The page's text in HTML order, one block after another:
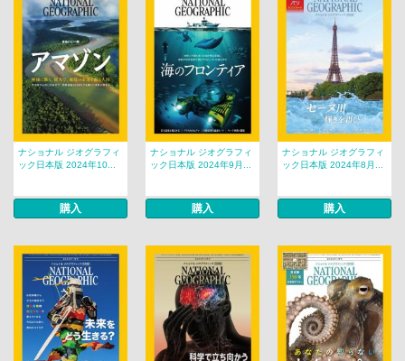
ナショナル ジオグラフィ
ック日本版 2024年10...
購入
ナショナル ジオグラフィ
ック日本版 2024年9月...
購入
ナショナル ジオグラフィ
ック日本版 2024年8月...
購入